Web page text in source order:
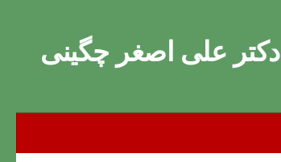
دکتر علی اصغر چگینی